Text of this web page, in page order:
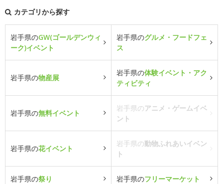
カテゴリから探す
岩手県のGW(ゴールデンウィ
ーク)イベント
岩手県のグルメ・フードフェ
ス
岩手県の物産展
岩手県の体験イベント・アク
ティビティ
岩手県の無料イベント
岩手県のアニメ・ゲームイベ
ント
岩手県の花イベント
岩手県の動物ふれあいイベン
ト
岩手県の祭り 岩手県のフリーマーケット